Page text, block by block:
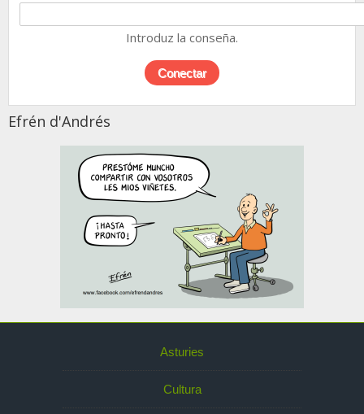
Introduz la conseña.
Efrén d'Andrés
Asturies
Cultura